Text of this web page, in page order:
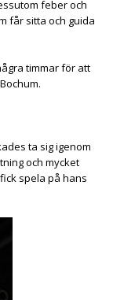
feber och
får sitta och guida
timmar för att
ta sig igenom
och mycket
spela på hans